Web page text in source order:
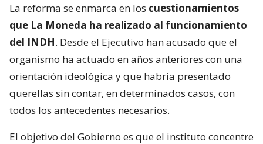
La reforma se enmarca en los cuestionamientos
que La Moneda ha realizado al funcionamiento
del INDH. Desde el Ejecutivo han acusado que el
organismo ha actuado en años anteriores con una
orientación ideológica y que habría presentado
querellas sin contar, en determinados casos, con
todos los antecedentes necesarios.
El objetivo del Gobierno es que el instituto concentre